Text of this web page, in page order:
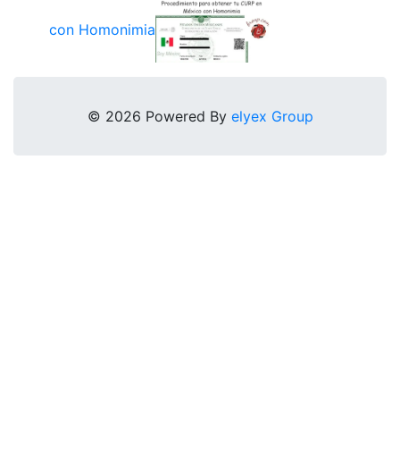
con Homonimia
© 2026 Powered By elyex Group